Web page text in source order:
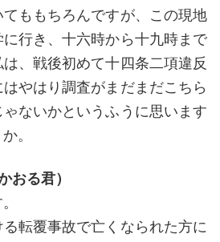
ももちろんですが、この現地
行き、十六時から十九時まで
、戦後初めて十四条二項違反
やはり調査がまだまだこちら
ないかというふうに思います
。
おる君）
転覆事故で亡くなられた方に